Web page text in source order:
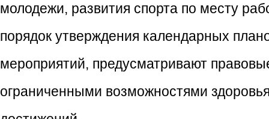
молодежи, развития спорта по месту
порядок утверждения календарных
мероприятий, предусматривают
ограниченными возможностями